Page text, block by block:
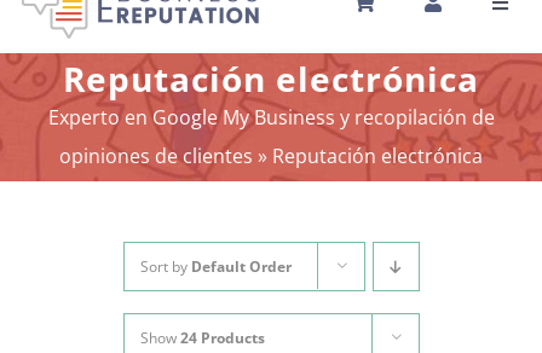
INICIO
REPUTACIÓN
TU ACTIVIDAD
EL MÉTODO
SOBRE NOSOTROS
Reputación electrónica
Experto en Google My Business y recopilación de
opiniones de clientes » Reputación electrónica
Sort by Default Order
Show24 Products